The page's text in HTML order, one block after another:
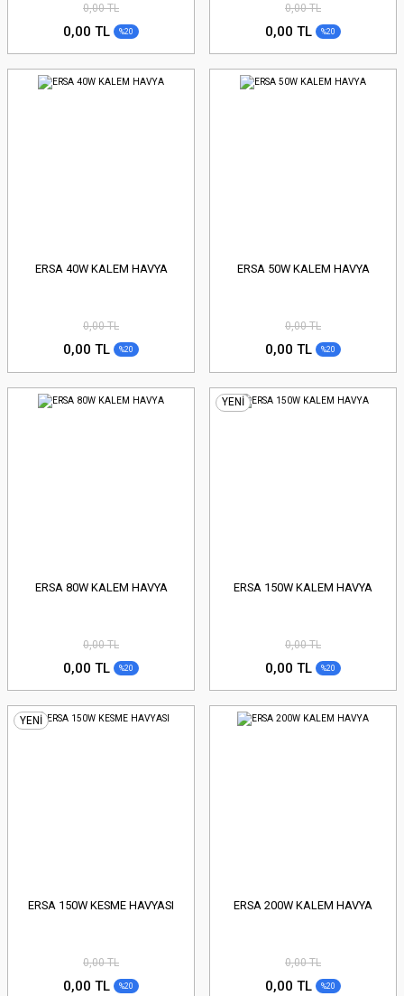
0,00 TL
0,00 TL %20
0,00 TL
0,00 TL %20
ERSA 40W KALEM HAVYA
0,00 TL
0,00 TL %20
ERSA 50W KALEM HAVYA
0,00 TL
0,00 TL %20
ERSA 80W KALEM HAVYA
0,00 TL
0,00 TL %20
YENİ
ERSA 150W KALEM HAVYA
0,00 TL
0,00 TL %20
YENİ
ERSA 150W KESME HAVYASI
0,00 TL
0,00 TL %20
ERSA 200W KALEM HAVYA
0,00 TL
0,00 TL %20